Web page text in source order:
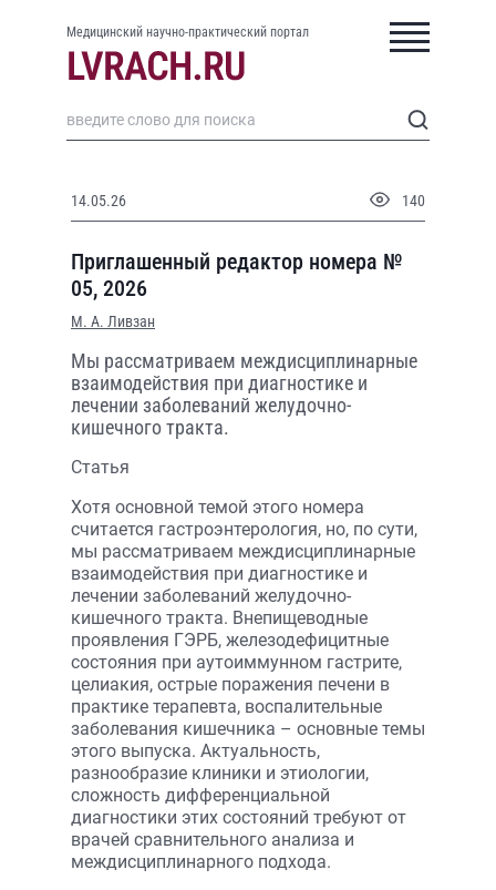
Медицинский научно-практический портал
14.05.26 140
Приглашенный редактор номера №
05, 2026
М. А. Ливзан
Мы рассматриваем междисциплинарные
взаимодействия при диагностике и
лечении заболеваний желудочно-
кишечного тракта.
Статья
Хотя основной темой этого номера
считается гастроэнтерология, но, по сути,
мы рассматриваем междисциплинарные
взаимодействия при диагностике и
лечении заболеваний желудочно-
кишечного тракта. Внепищеводные
проявления ГЭРБ, железодефицитные
состояния при аутоиммунном гастрите,
целиакия, острые поражения печени в
практике терапевта, воспалительные
заболевания кишечника – основные темы
этого выпуска. Актуальность,
разнообразие клиники и этиологии,
сложность дифференциальной
диагностики этих состояний требуют от
врачей сравнительного анализа и
междисциплинарного подхода.